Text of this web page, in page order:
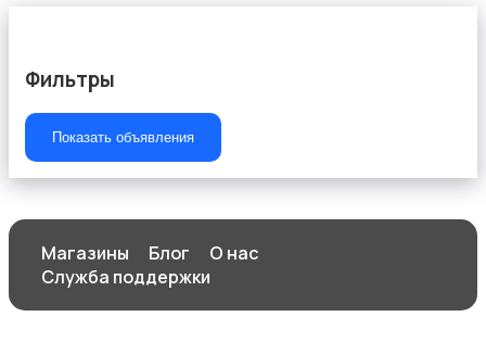
Свитеры и толстовки
Фильтры
Показать объявления
Магазины Блог
О нас
Служба поддержки